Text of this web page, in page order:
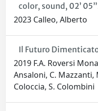
color, sound, 02’
2023 Calleo, Alberto
Il Futuro
2019 F.A. Roversi
Ansaloni, C. Mazzanti,
Coloccia, S. Colombini